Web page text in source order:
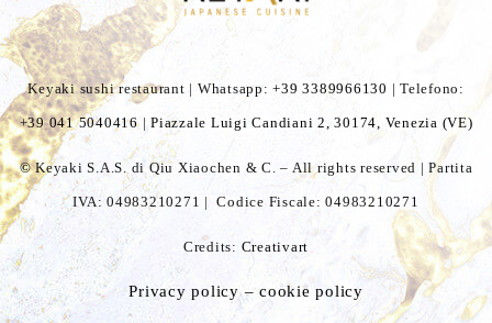
Keyaki sushi restaurant | Whatsapp:+39 3389966130 | Telefono:
+39 041 5040416| Piazzale Luigi Candiani 2, 30174, Venezia (VE)
©Keyaki S.A.S. di Qiu Xiaochen & C. – All rights reserved | Partita
IVA: 04983210271 | Codice Fiscale: 04983210271
Credits: Creativart
Privacy policy – cookie policy